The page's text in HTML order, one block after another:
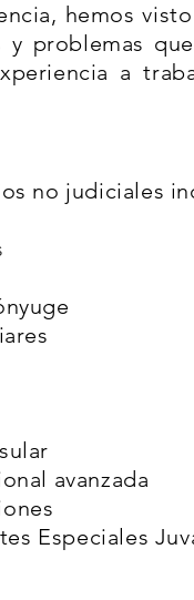
hemos
problemas
a
no judiciales
avanzada
Especiales